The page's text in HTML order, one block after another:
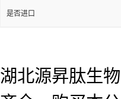
是否进口
湖北源昇肽生